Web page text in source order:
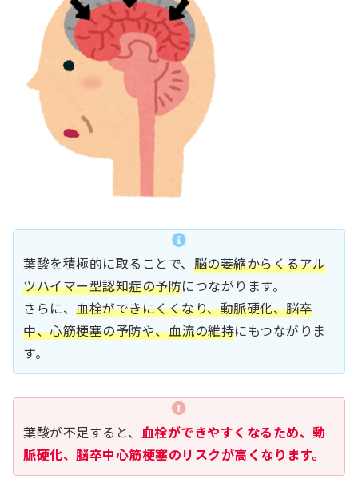
葉酸を積極的に取ることで、 脳の萎縮からくるアル
ツハイマー型認知症の予防につながります。
さらに、 血栓ができにくくなり、動脈硬化、脳卒
中、心筋梗塞の予防や、血流の維持にもつながりま
す。
葉酸が不足すると、 血栓ができやすくなるため、動
脈硬化、脳卒中心筋梗塞のリスクが高くなります。